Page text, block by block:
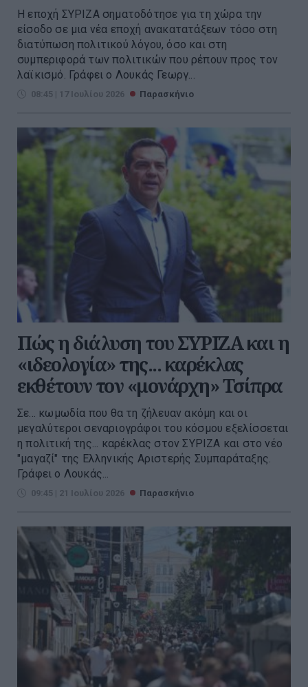
Η εποχή ΣΥΡΙΖΑ σηματοδότησε για τη χώρα την
είσοδο σε μια νέα εποχή ανακατατάξεων τόσο στη
διατύπωση πολιτικού λόγου, όσο και στη
συμπεριφορά των πολιτικών που ρέπουν προς τον
λαϊκισμό. Γράφει ο Λουκάς Γεωργ...
08:45 | 17 Ιουλίου 2026 Παρασκήνιο
Πώς η διάλυση του ΣΥΡΙΖΑ και η
«ιδεολογία» της... καρέκλας
εκθέτουν τον «μονάρχη» Τσίπρα
Σε... κωμωδία που θα τη ζήλευαν ακόμη και οι
μεγαλύτεροι σεναριογράφοι του κόσμου εξελίσσεται
η πολιτική της... καρέκλας στον ΣΥΡΙΖΑ και στο νέο
"μαγαζί" της Ελληνικής Αριστερής Συμπαράταξης.
Γράφει ο Λουκάς...
09:45 | 21 Ιουλίου 2026 Παρασκήνιο